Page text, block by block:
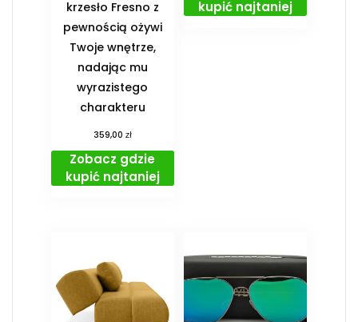
krzesło Fresno z
pewnością ożywi
Twoje wnętrze,
nadając mu
wyrazistego
charakteru
359,00 zł
Zobacz gdzie
kupić najtaniej
kupić najtaniej